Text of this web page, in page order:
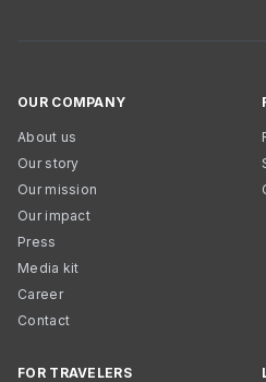
OUR COMPANY
About us
Our story
Our mission
Our impact
Press
Media kit
Career
Contact
FOR TRAVELERS